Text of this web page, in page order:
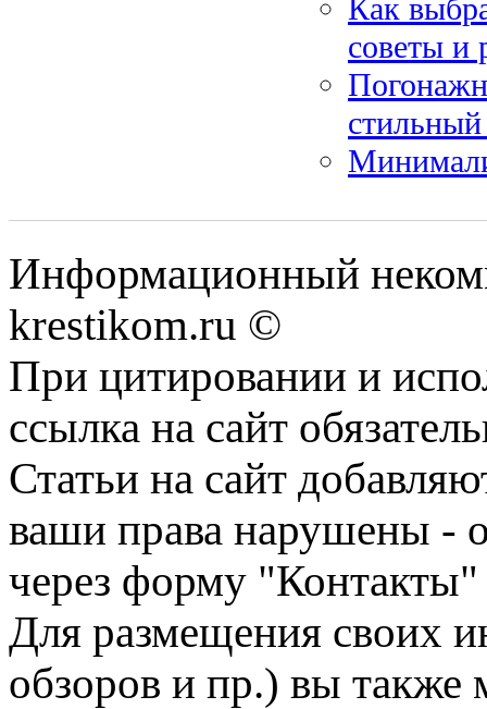
Как
советы и
Информационный
krestikom.ru ©
При цитировании и
ссылка на сайт
Статьи на сайт
ваши права нарушены -
через форму "Контакты"
Для размещения своих
обзоров и пр.) вы также